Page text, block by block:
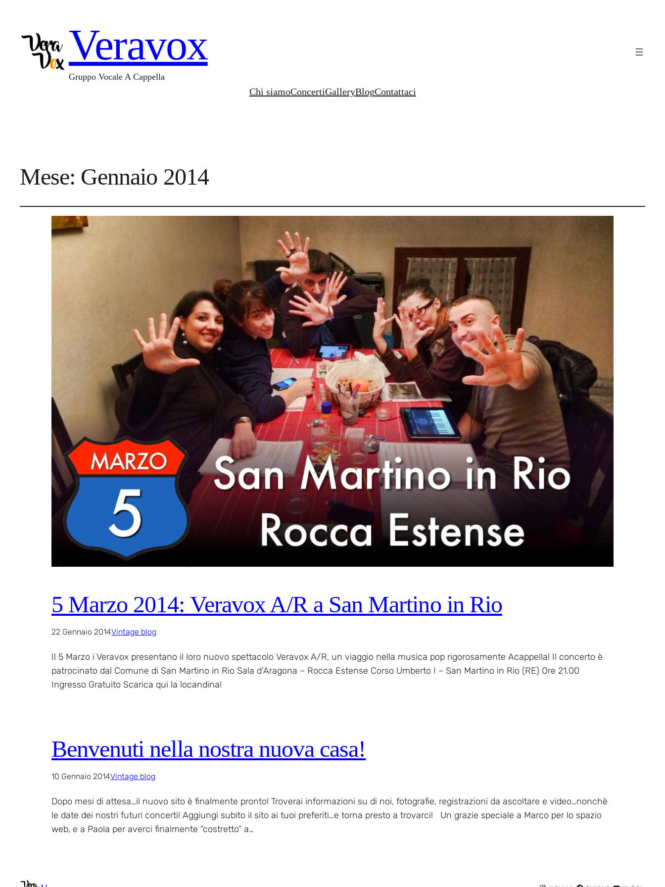
Veravox
Gruppo Vocale A Cappella
Chi siamoConcertiGalleryBlogContattaci
Mese: Gennaio 2014
5 Marzo 2014: Veravox A/R a San Martino in Rio
22 Gennaio 2014Vintage blog
Il 5 Marzo i Veravox presentano il loro nuovo spettacolo Veravox A/R, un viaggio nella musica pop rigorosamente Acappella! Il concerto è
patrocinato dal Comune di San Martino in Rio Sala d’Aragona – Rocca Estense Corso Umberto I – San Martino in Rio (RE) Ore 21.00
Ingresso Gratuito Scarica qui la locandina!
Benvenuti nella nostra nuova casa!
10 Gennaio 2014Vintage blog
Dopo mesi di attesa…il nuovo sito è finalmente pronto! Troverai informazioni su di noi, fotografie, registrazioni da ascoltare e video…nonchè
le date dei nostri futuri concerti! Aggiungi subito il sito ai tuoi preferiti…e torna presto a trovarci! Un grazie speciale a Marco per lo spazio
web, e a Paola per averci finalmente “costretto” a…